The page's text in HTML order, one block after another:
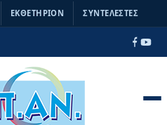
ΕΚΘΕΤΗΡΙΟΝ ΣΥΝΤΕΛΕΣΤΕΣ